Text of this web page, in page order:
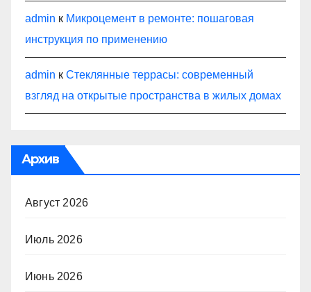
admin к Микроцемент в ремонте: пошаговая
инструкция по применению
admin к Стеклянные террасы: современный
взгляд на открытые пространства в жилых домах
Архив
Август 2026
Июль 2026
Июнь 2026